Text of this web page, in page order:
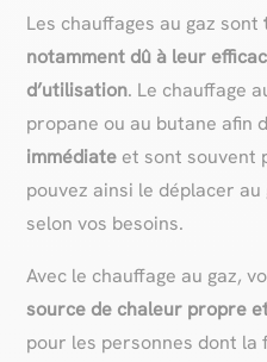
Les chauffages au gaz sont
notamment dû à leur
d’utilisation. Le chauffage
propane ou au butane afin
immédiate et sont souvent
pouvez ainsi le déplacer
selon vos besoins.
Avec le chauffage au gaz,
source de chaleur propre
pour les personnes dont la